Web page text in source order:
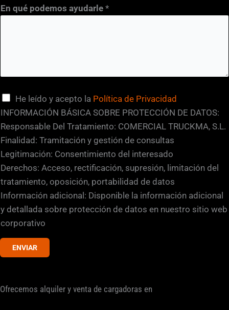
u
En qué podemos ayudarle *
C
a
s
i
l
l
a
s
d
e
v
f
He leído y acepto la Política de Privacidad
INFORMACIÓN BÁSICA SOBRE PROTECCIÓN DE DATOS:
Responsable Del Tratamiento: COMERCIAL TRUCKMA, S.L.
Finalidad: Tramitación y gestión de consultas
Legitimación: Consentimiento del interesado
Derechos: Acceso, rectificación, supresión, limitación del
tratamiento, oposición, portabilidad de datos
Información adicional: Disponible la información adicional
y detallada sobre protección de datos en nuestro sitio web
corporativo
ENVIAR
Ofrecemos alquiler y venta de cargadoras en